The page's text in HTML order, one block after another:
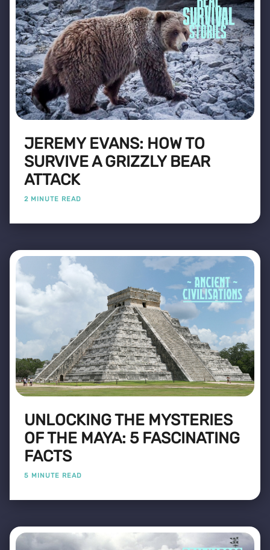
JEREMY EVANS: HOW TO
SURVIVE A GRIZZLY BEAR
ATTACK
2 MINUTE READ
UNLOCKING THE MYSTERIES
OF THE MAYA: 5 FASCINATING
FACTS
5 MINUTE READ